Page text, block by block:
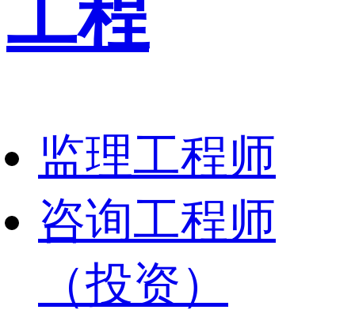
工程
监理工程师
咨询工程师
（投资）